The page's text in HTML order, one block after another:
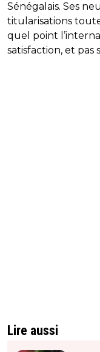
Sénégalais. Ses
titularisations
quel point
satisfaction, et
Lire aussi